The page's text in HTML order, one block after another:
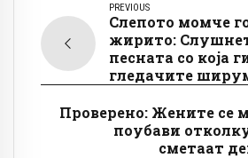
PREVIOUS
Слепото момче
жирито:
песната со која
гледачите
Проверено: Жените се
поубави
сметаат